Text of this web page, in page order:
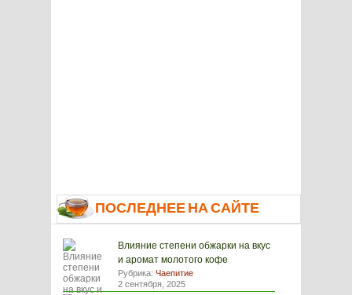
ПОСЛЕДНЕЕ НА САЙТЕ
Влияние степени обжарки на вкус
и аромат молотого кофе
Рубрика: Чаепитие
2 сентября, 2025